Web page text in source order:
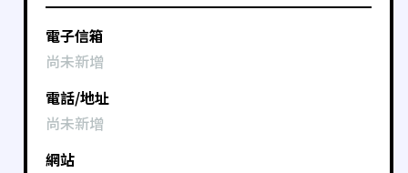
電子信箱
尚未新增
電話/地址
尚未新增
網站